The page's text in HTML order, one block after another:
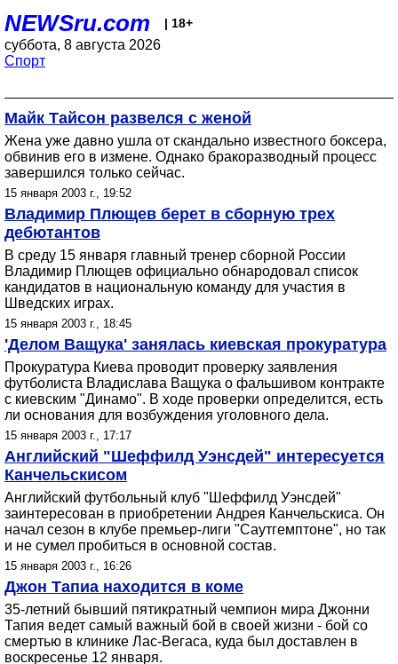
NEWSru.com | 18+
суббота, 8 августа 2026
Спорт
Майк Тайсон развелся с женой
Жена уже давно ушла от скандально известного боксера,
обвинив его в измене. Однако бракоразводный процесс
завершился только сейчас.
15 января 2003 г., 19:52
Владимир Плющев берет в сборную трех
дебютантов
В среду 15 января главный тренер сборной России
Владимир Плющев официально обнародовал список
кандидатов в национальную команду для участия в
Шведских играх.
15 января 2003 г., 18:45
'Делом Ващука' занялась киевская прокуратура
Прокуратура Киева проводит проверку заявления
футболиста Владислава Ващука о фальшивом контракте
с киевским "Динамо". В ходе проверки определится, есть
ли основания для возбуждения уголовного дела.
15 января 2003 г., 17:17
Английский "Шеффилд Уэнсдей" интересуется
Канчельскисом
Английский футбольный клуб "Шеффилд Уэнсдей"
заинтересован в приобретении Андрея Канчельскиса. Он
начал сезон в клубе премьер-лиги "Саутгемптоне", но так
и не сумел пробиться в основной состав.
15 января 2003 г., 16:26
Джон Тапиа находится в коме
35-летний бывший пятикратный чемпион мира Джонни
Тапия ведет самый важный бой в своей жизни - бой со
смертью в клинике Лас-Вегаса, куда был доставлен в
воскресенье 12 января.